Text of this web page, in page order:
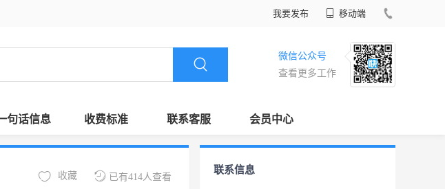
我要发布 移动端
微信公众号
查看更多工作
句话信息 收费标准 联系客服 会员中心
已有414人查看
收藏
联系信息